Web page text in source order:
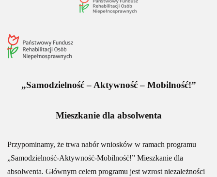
„Samodzielność – Aktywność – Mobilność!”
Mieszkanie dla absolwenta
Przypominamy, że trwa nabór wniosków w ramach programu
„Samodzielność-Aktywność-Mobilność!” Mieszkanie dla
absolwenta. Głównym celem programu jest wzrost niezależności